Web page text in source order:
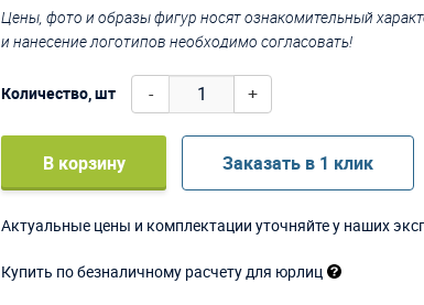
Цены, фото и образы фигур носят ознакомительный
и нанесение логотипов необходимо согласовать!
Количество, шт - +
В корзину Заказать в 1 клик
Актуальные цены и комплектации уточняйте у наших
Купить по безналичному расчету для юрлиц